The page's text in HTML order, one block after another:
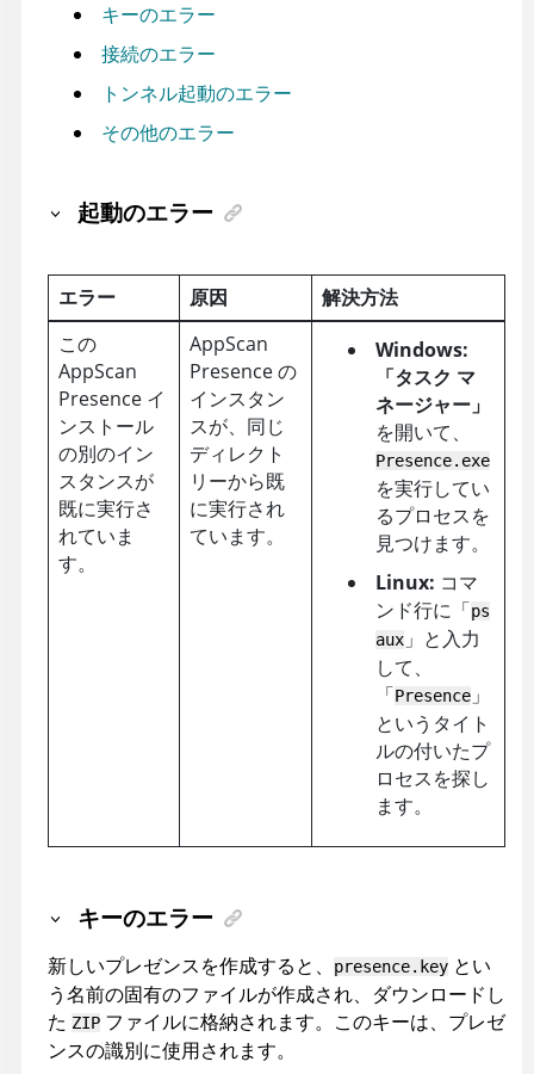
キーのエラー
接続のエラー
トンネル起動のエラー
その他のエラー
起動のエラー
エラー 原因
解決方法
この
AppScan
Presenceイ
ンストール
の別のイン
スタンスが
既に実行さ
れていま
す。
AppScan
Presenceの
インスタン
スが、同じ
ディレクト
リーから既
に実行され
ています。
Windows:
「タスク マ
ネージャー」
を開いて、
Presence.exe
を実行してい
るプロセスを
見つけます。
Linux: コマ
ンド行に「ps
aux」と入力
して、
「Presence」
というタイト
ルの付いたプ
ロセスを探し
ます。
キーのエラー
新しいプレゼンスを作成すると、 presence.key とい
う名前の固有のファイルが作成され、ダウンロードし
た ZIP ファイルに格納されます。このキーは、プレゼ
ンスの識別に使用されます。